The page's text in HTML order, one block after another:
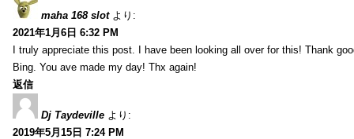
maha 168 slot より:
2021年1月6日 6:32 PM
I truly appreciate this post. I have been looking all over for this! Thank
Bing. You ave made my day! Thx again!
返信
Dj Taydeville より:
2019年5月15日 7:24 PM